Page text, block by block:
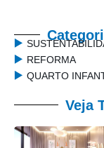
REFORMA
QUARTO
Veja